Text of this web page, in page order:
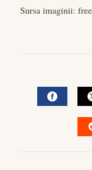
Sursa imaginii: